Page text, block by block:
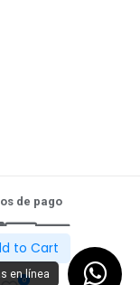
to Cart
0
de pago
en línea